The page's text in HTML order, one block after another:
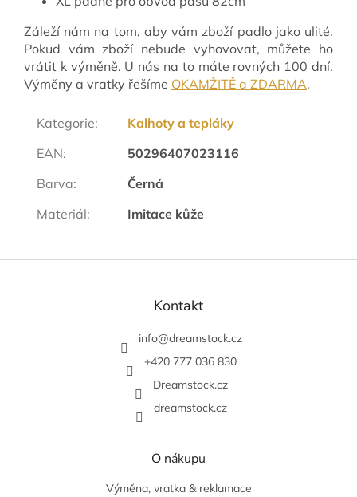
Záleží nám na tom, aby vám zboží padlo jako ulité.
Pokud vám zboží nebude vyhovovat, můžete ho
vrátit k výměně. U nás na to máte rovných 100 dní.
Výměny a vratky řešíme OKAMŽITĚ a ZDARMA.
Kategorie:
Kalhoty a tepláky
EAN:
50296407023116
Barva:
Černá
Materiál: Imitace kůže
Z
Kontakt
info@dreamstock.cz
+420 777 036 830
Dreamstock.cz
dreamstock.cz
O nákupu
Výměna, vratka & reklamace